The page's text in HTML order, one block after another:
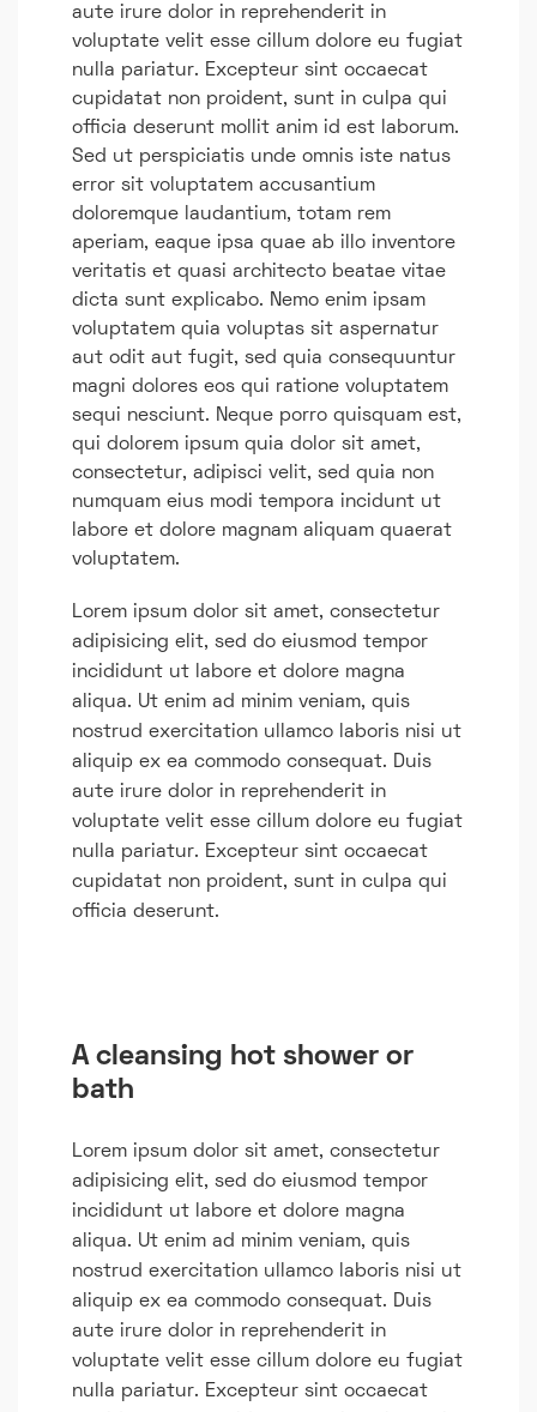
aute irure dolor in reprehenderit in
voluptate velit esse cillum dolore eu fugiat
nulla pariatur. Excepteur sint occaecat
cupidatat non proident, sunt in culpa qui
officia deserunt mollit anim id est laborum.
Sed ut perspiciatis unde omnis iste natus
error sit voluptatem accusantium
doloremque laudantium, totam rem
aperiam, eaque ipsa quae ab illo inventore
veritatis et quasi architecto beatae vitae
dicta sunt explicabo. Nemo enim ipsam
voluptatem quia voluptas sit aspernatur
aut odit aut fugit, sed quia consequuntur
magni dolores eos qui ratione voluptatem
sequi nesciunt. Neque porro quisquam est,
qui dolorem ipsum quia dolor sit amet,
consectetur, adipisci velit, sed quia non
numquam eius modi tempora incidunt ut
labore et dolore magnam aliquam quaerat
voluptatem.
Lorem ipsum dolor sit amet, consectetur
adipisicing elit, sed do eiusmod tempor
incididunt ut labore et dolore magna
aliqua. Ut enim ad minim veniam, quis
nostrud exercitation ullamco laboris nisi ut
aliquip ex ea commodo consequat. Duis
aute irure dolor in reprehenderit in
voluptate velit esse cillum dolore eu fugiat
nulla pariatur. Excepteur sint occaecat
cupidatat non proident, sunt in culpa qui
officia deserunt.
A cleansing hot shower or
bath
Lorem ipsum dolor sit amet, consectetur
adipisicing elit, sed do eiusmod tempor
incididunt ut labore et dolore magna
aliqua. Ut enim ad minim veniam, quis
nostrud exercitation ullamco laboris nisi ut
aliquip ex ea commodo consequat. Duis
aute irure dolor in reprehenderit in
voluptate velit esse cillum dolore eu fugiat
nulla pariatur. Excepteur sint occaecat